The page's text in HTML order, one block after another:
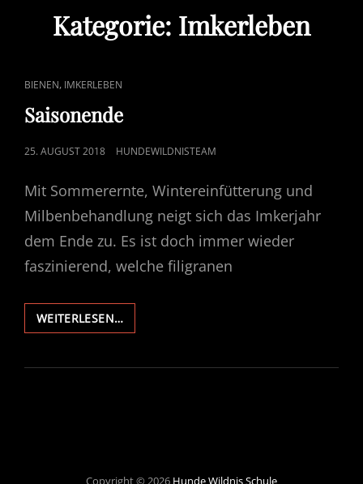
Kategorie: Imkerleben
CAT
LINKS
BIENEN, IMKERLEBEN
Saisonende
POSTED
25. AUGUST 2018 HUNDEWILDNISTEAM
Mit Sommerernte, Wintereinfütterung und
Milbenbehandlung neigt sich das Imkerjahr
dem Ende zu. Es ist doch immer wieder
faszinierend, welche filigranen
WEITERLESEN…SAISONENDE
Copyright © 2026 Hunde Wildnis Schule